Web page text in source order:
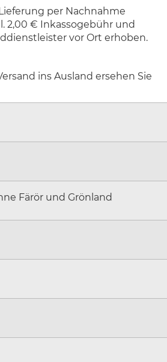
per Nachnahme
2,00 € Inkassogebühr und
vor Ort erhoben.
ins Ausland ersehen Sie
Färör und Grönland